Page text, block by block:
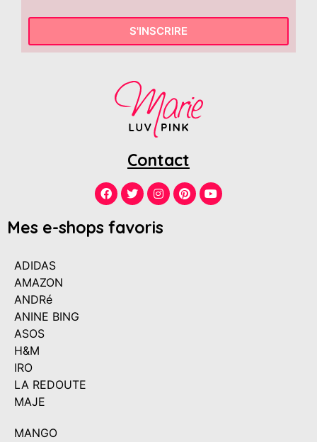
S'INSCRIRE
Contact
Mes e-shops favoris
ADIDAS
AMAZON
ANDRé
ANINE BING
ASOS
H&M
IRO
LA REDOUTE
MAJE
MANGO